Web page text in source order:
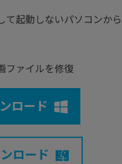
て起動しないパソコンか
ファイルを修復
ロード
ロード